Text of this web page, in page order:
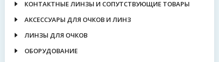
КОНТАКТНЫЕ ЛИНЗЫ И СОПУТСТВУЮЩИЕ ТОВАРЫ
АКСЕССУАРЫ ДЛЯ ОЧКОВ И ЛИНЗ
ЛИНЗЫ ДЛЯ ОЧКОВ
ОБОРУДОВАНИЕ